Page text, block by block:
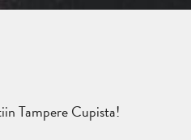
Tampere Cupista!